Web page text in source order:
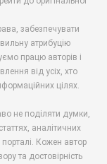
забезпечувати
атрибуцію
працю авторів і
від усіх, хто
цілях.
не поділяти думки,
аналітичних
порталі. Кожен автор
та достовірність